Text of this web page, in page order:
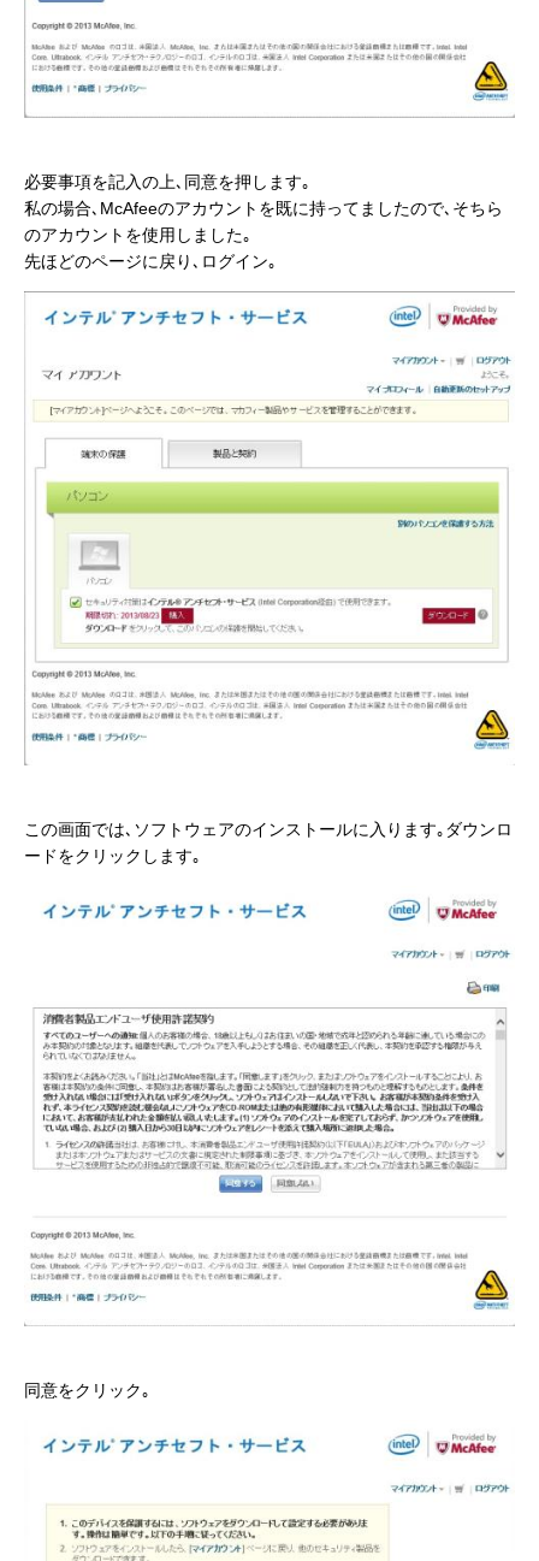
必要事項を記入の上､同意を押します｡
私の場合､McAfeeのアカウントを既に持ってましたので､そちら
のアカウントを使用しました｡
先ほどのページに戻り､ログイン｡
この画面では､ソフトウェアのインストールに入ります｡ダウンロ
ードをクリックします｡
同意をクリック｡